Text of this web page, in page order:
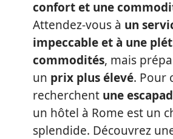
confort et une
Attendez-vous à un
impeccable et à une
commodités, mais
un prix plus élevé. Pour
recherchent une
un hôtel à Rome est un
splendide. Découvrez